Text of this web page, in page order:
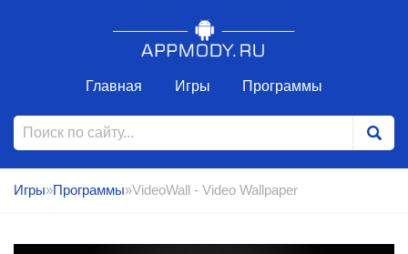
Главная Игры Программы
Игры»Программы»VideoWall - Video Wallpaper